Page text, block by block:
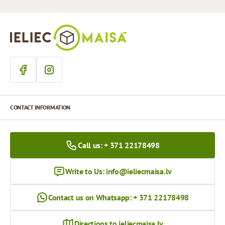
CONTACT INFORMATION
Call us: + 371 22178498
Write to Us: info@ieliecmaisa.lv
Contact us on Whatsapp: + 371 22178498